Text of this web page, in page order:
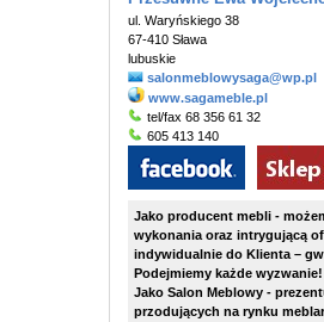
ul. Waryńskiego 38
67-410 Sława
lubuskie
salonmeblowysaga@wp.pl
www.sagameble.pl
tel/fax 68 356 61 32
605 413 140
Jako producent mebli -
wykonania oraz intrygującą
indywidualnie do Klienta –
Podejmiemy każde wyzwanie!
Jako Salon Meblowy -
przodujących na rynku